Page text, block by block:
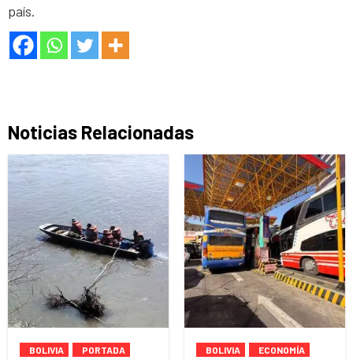
país.
Noticias Relacionadas
BOLIVIA PORTADA BOLIVIA ECONOMÍA